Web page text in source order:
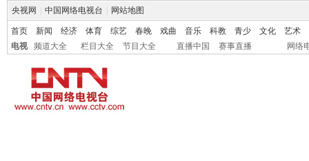
央视网 中国网络电视台 网站地图
首页 新闻 经济 体育 综艺 春晚 戏曲 音乐 科教 青少 文化
艺术
电视
频道大全 栏目大全 节目大全 直播中国 赛事直播 网络